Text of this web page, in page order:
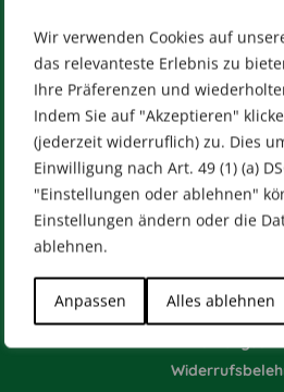
Wir verwenden Cookies auf
das relevanteste Erlebnis zu
Ihre Präferenzen und
Indem Sie auf "Akzeptieren"
(jederzeit widerruflich) zu. Dies
Einwilligung nach Art. 49 (1) (a)
"Einstellungen oder ablehnen"
Einstellungen ändern oder die
ablehnen.
Anpassen Alles ablehnen
Impressum AGB
Designed by
HILFE &
Versandarten